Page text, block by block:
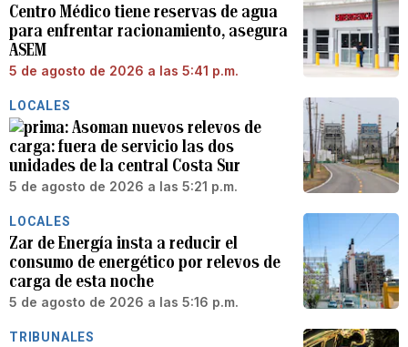
Centro Médico tiene reservas de agua
para enfrentar racionamiento, asegura
ASEM
5 de agosto de 2026 a las 5:41 p.m.
LOCALES
Asoman nuevos relevos de
carga: fuera de servicio las dos
unidades de la central Costa Sur
5 de agosto de 2026 a las 5:21 p.m.
LOCALES
Zar de Energía insta a reducir el
consumo de energético por relevos de
carga de esta noche
5 de agosto de 2026 a las 5:16 p.m.
TRIBUNALES